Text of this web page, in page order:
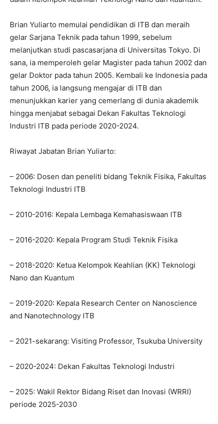
Brian Yuliarto memulai pendidikan di ITB dan meraih
gelar Sarjana Teknik pada tahun 1999, sebelum
melanjutkan studi pascasarjana di Universitas Tokyo. Di
sana, ia memperoleh gelar Magister pada tahun 2002 dan
gelar Doktor pada tahun 2005. Kembali ke Indonesia pada
tahun 2006, ia langsung mengajar di ITB dan
menunjukkan karier yang cemerlang di dunia akademik
hingga menjabat sebagai Dekan Fakultas Teknologi
Industri ITB pada periode 2020-2024.
Riwayat Jabatan Brian Yuliarto:
– 2006: Dosen dan peneliti bidang Teknik Fisika, Fakultas
Teknologi Industri ITB
– 2010-2016: Kepala Lembaga Kemahasiswaan ITB
– 2016-2020: Kepala Program Studi Teknik Fisika
– 2018-2020: Ketua Kelompok Keahlian (KK) Teknologi
Nano dan Kuantum
– 2019-2020: Kepala Research Center on Nanoscience
and Nanotechnology ITB
– 2021-sekarang: Visiting Professor, Tsukuba University
– 2020-2024: Dekan Fakultas Teknologi Industri
– 2025: Wakil Rektor Bidang Riset dan Inovasi (WRRI)
periode 2025-2030